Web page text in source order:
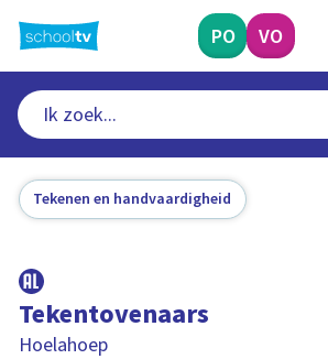
naar
hoofdinhoud
PO VO
Tekenen en handvaardigheid
Tekentovenaars
Hoelahoep